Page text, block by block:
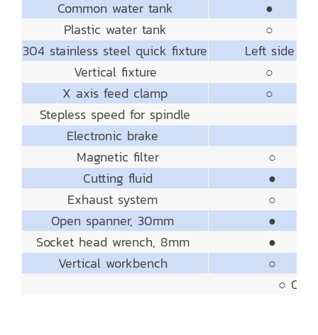
Common water tank
●
Plastic water tank
○
304 stainless steel quick fixture
Left side
Vertical fixture
○
X axis feed clamp
○
Stepless speed for spindle
Electronic brake
Magnetic filter
○
Cutting fluid
●
Exhaust system
○
Open spanner, 30mm
●
Socket head wrench, 8mm
●
Vertical workbench
○
○